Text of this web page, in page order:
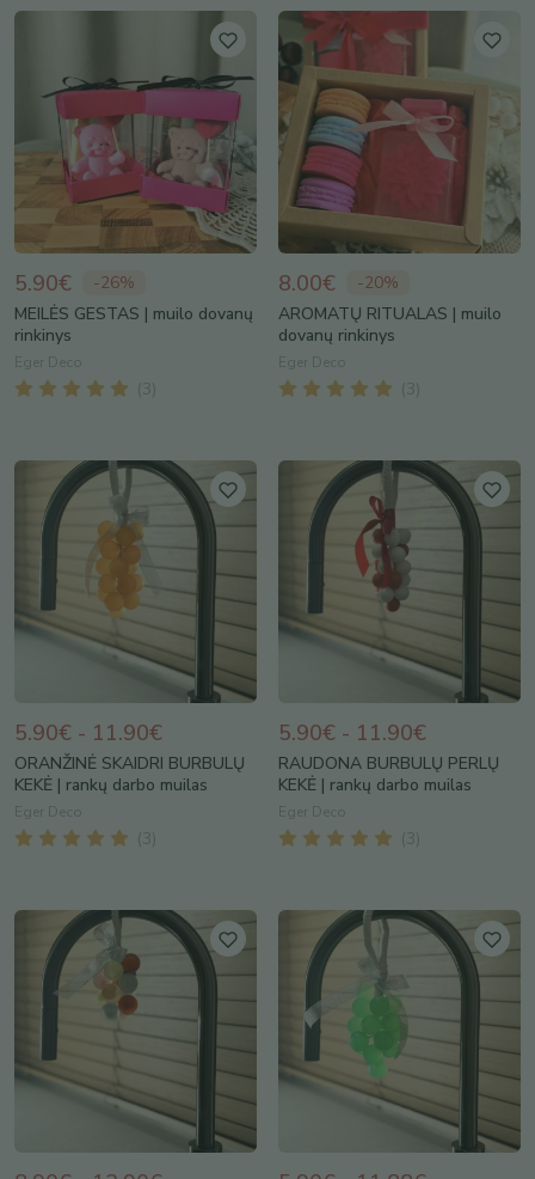
5.90€ -26%
MEILĖS GESTAS | muilo dovanų
rinkinys
Eger Deco
( 3
8.00€ -20%
AROMATŲ RITUALAS | muilo
dovanų rinkinys
Eger Deco
( 3
5.90€ - 11.90€
ORANŽINĖ SKAIDRI BURBULŲ
KEKĖ | rankų darbo muilas
Eger Deco
( 3
5.90€ - 11.90€
RAUDONA BURBULŲ PERLŲ
KEKĖ | rankų darbo muilas
Eger Deco
( 3